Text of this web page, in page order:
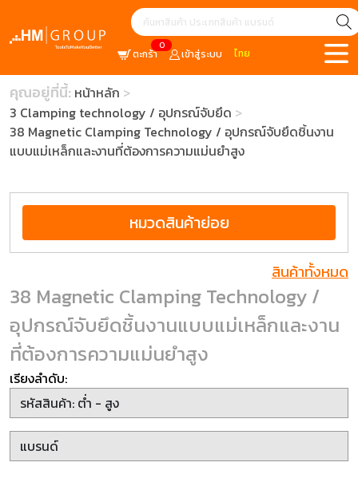
0
ตะกร้า เข้าสู่ระบบ ไทย
คุณอยู่ที่นี้: หน้าหลัก
3 Clamping technology / อุปกรณ์จับยึด
38 Magnetic Clamping Technology / อุปกรณ์จับยึดชิ้นงาน
แบบแม่เหล็กและงานที่ต้องการความแม่นยำสูง
หมวดสินค้าย่อย
สินค้าทั้งหมด
38 Magnetic Clamping Technology /
อุปกรณ์จับยึดชิ้นงานแบบแม่เหล็กและงาน
ที่ต้องการความแม่นยำสูง
เรียงลำดับ: